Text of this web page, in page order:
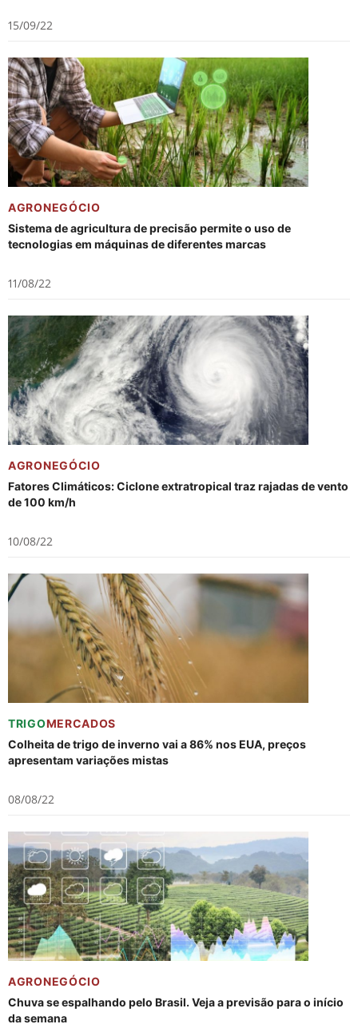
15/09/22
AGRONEGÓCIO
Sistema de agricultura de precisão permite o uso de
tecnologias em máquinas de diferentes marcas
11/08/22
AGRONEGÓCIO
Fatores Climáticos: Ciclone extratropical traz rajadas de vento
de 100 km/h
10/08/22
TRIGOMERCADOS
Colheita de trigo de inverno vai a 86% nos EUA, preços
apresentam variações mistas
08/08/22
AGRONEGÓCIO
Chuva se espalhando pelo Brasil. Veja a previsão para o início
da semana